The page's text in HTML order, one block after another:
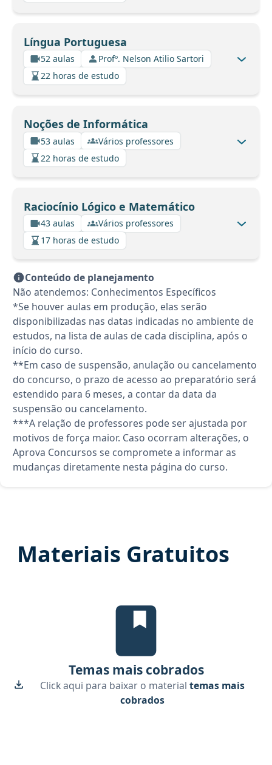
Língua Portuguesa
52 aulas
Profº. Nelson Atilio Sartori
22 horas de estudo
Noções de Informática
53 aulas
Vários professores
22 horas de estudo
Raciocínio Lógico e Matemático
43 aulas
Vários professores
17 horas de estudo
Conteúdo de planejamento
Não atendemos: Conhecimentos Específicos
*Se houver aulas em produção, elas serão
disponibilizadas nas datas indicadas no ambiente de
estudos, na lista de aulas de cada disciplina, após o
início do curso.
**Em caso de suspensão, anulação ou cancelamento
do concurso, o prazo de acesso ao preparatório será
estendido para 6 meses, a contar da data da
suspensão ou cancelamento.
***A relação de professores pode ser ajustada por
motivos de força maior. Caso ocorram alterações, o
Aprova Concursos se compromete a informar as
mudanças diretamente nesta página do curso.
Materiais Gratuitos
Temas mais cobrados, material
Temas mais cobrados
Click aqui para baixar o material temas mais
cobrados